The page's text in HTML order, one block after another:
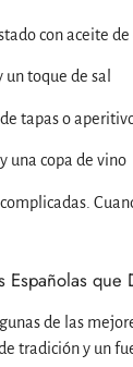
con aceite de
toque de sal
tapas o
una copa de vino
Españolas que
de las
tradición y un